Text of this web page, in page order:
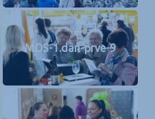
MOS-1.dan-prve-9